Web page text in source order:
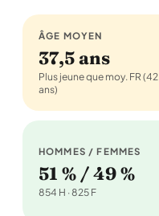
ÂGE MOYEN
37,5 ans
Plus jeune que moy. FR (42
ans)
HOMMES / FEMMES
51 % / 49 %
854 H · 825 F